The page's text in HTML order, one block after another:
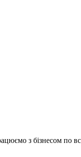
з бізнесом по